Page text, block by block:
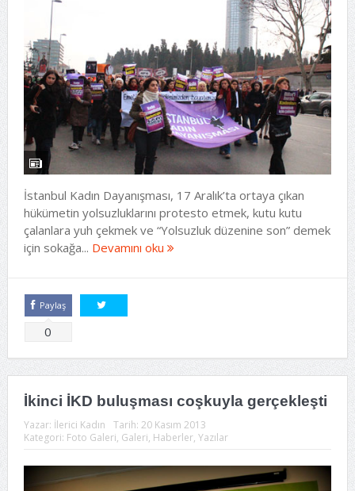
İstanbul Kadın Dayanışması, 17 Aralık’ta ortaya çıkan
hükümetin yolsuzluklarını protesto etmek, kutu kutu
çalanlara yuh çekmek ve “Yolsuzluk düzenine son” demek
için sokağa... Devamını oku
Paylaş
0
İkinci İKD buluşması coşkuyla gerçekleşti
Yazar: İlerici Kadın Tarih: 20 Kasım 2013
Kategori: Foto Galeri, Galeri, Haberler, Yazılar